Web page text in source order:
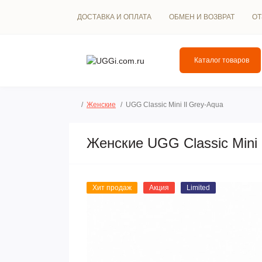
ДОСТАВКА И ОПЛАТА ОБМЕН И ВОЗВРАТ
Каталог товаров
Женские UGG Classic Mini II Grey-Aqua
Женские UGG Classic Mini
Хит продаж Акция Limited